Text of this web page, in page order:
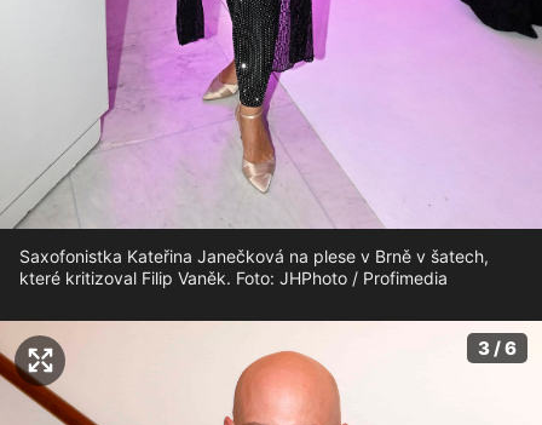
Saxofonistka Kateřina Janečková na plese v Brně v šatech,
které kritizoval Filip Vaněk. Foto: JHPhoto / Profimedia
3 / 6